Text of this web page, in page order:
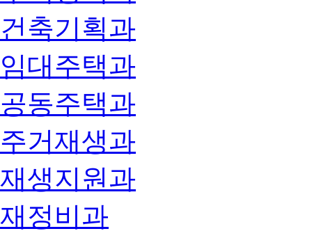
건축기획과
임대주택과
공동주택과
주거재생과
재생지원과
재정비과